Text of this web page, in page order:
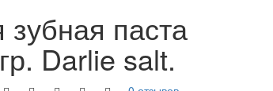
паста
Darlie salt.